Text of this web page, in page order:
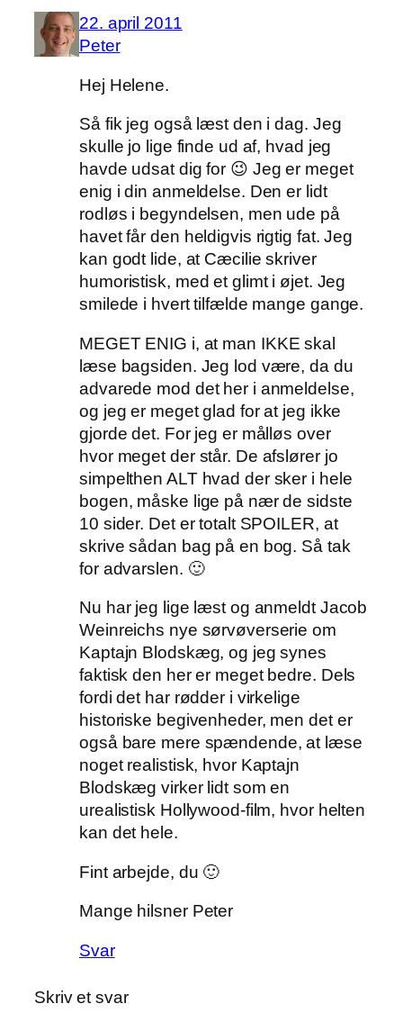
22. april 2011
Peter
Hej Helene.
Så fik jeg også læst den i dag. Jeg
skulle jo lige finde ud af, hvad jeg
havde udsat dig for 😉 Jeg er meget
enig i din anmeldelse. Den er lidt
rodløs i begyndelsen, men ude på
havet får den heldigvis rigtig fat. Jeg
kan godt lide, at Cæcilie skriver
humoristisk, med et glimt i øjet. Jeg
smilede i hvert tilfælde mange gange.
MEGET ENIG i, at man IKKE skal
læse bagsiden. Jeg lod være, da du
advarede mod det her i anmeldelse,
og jeg er meget glad for at jeg ikke
gjorde det. For jeg er målløs over
hvor meget der står. De afslører jo
simpelthen ALT hvad der sker i hele
bogen, måske lige på nær de sidste
10 sider. Det er totalt SPOILER, at
skrive sådan bag på en bog. Så tak
for advarslen. 🙂
Nu har jeg lige læst og anmeldt Jacob
Weinreichs nye sørvøverserie om
Kaptajn Blodskæg, og jeg synes
faktisk den her er meget bedre. Dels
fordi det har rødder i virkelige
historiske begivenheder, men det er
også bare mere spændende, at læse
noget realistisk, hvor Kaptajn
Blodskæg virker lidt som en
urealistisk Hollywood-film, hvor helten
kan det hele.
Fint arbejde, du 🙂
Mange hilsner Peter
Svar
Skriv et svar